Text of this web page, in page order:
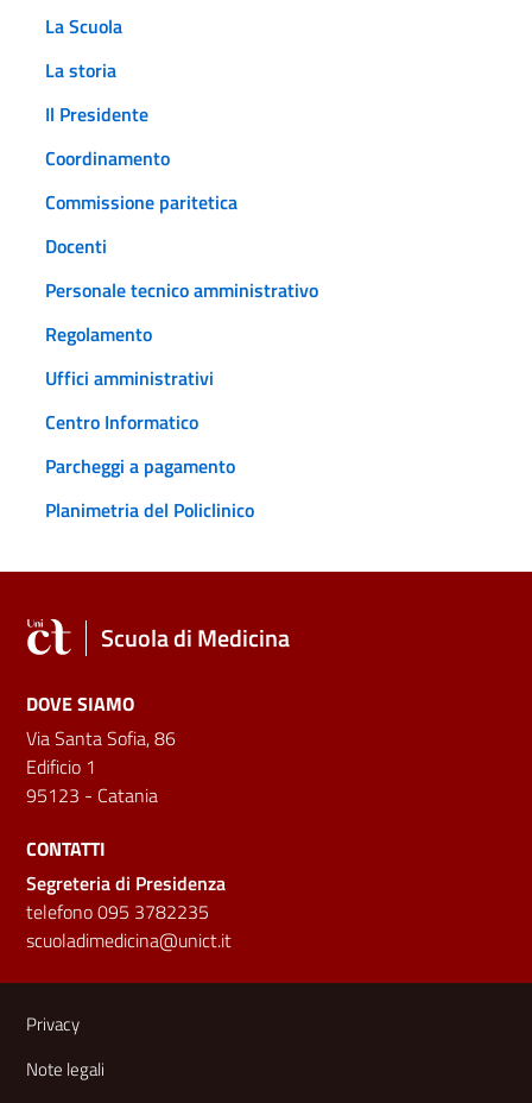
La Scuola
La storia
Il Presidente
Coordinamento
Commissione paritetica
Docenti
Personale tecnico amministrativo
Regolamento
Uffici amministrativi
Centro Informatico
Parcheggi a pagamento
Planimetria del Policlinico
Scuola di Medicina
DOVE SIAMO
Via Santa Sofia, 86
Edificio 1
95123 - Catania
CONTATTI
Segreteria di Presidenza
telefono 095 3782235
scuoladimedicina@unict.it
Link e informazioni utili
Privacy
Note legali